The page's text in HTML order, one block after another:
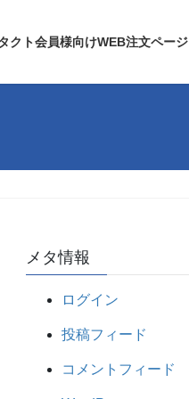
クト会員様向けWEB注文ページ
メタ情報
ログイン
投稿フィード
コメントフィード